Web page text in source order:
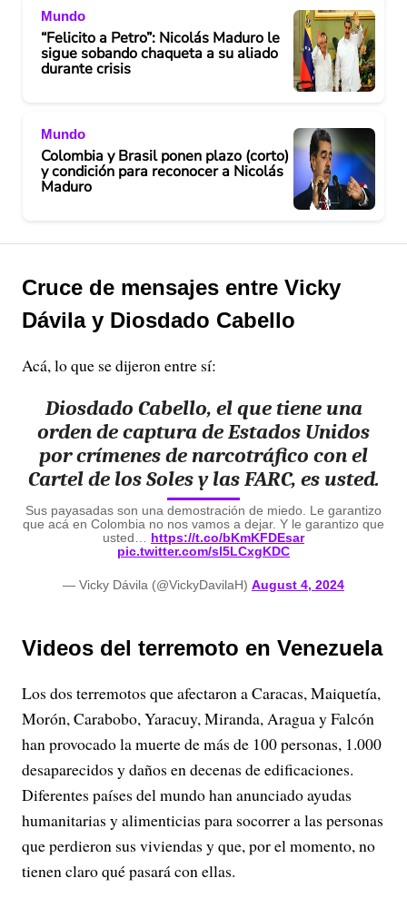
Mundo
“Felicito a Petro”: Nicolás Maduro le
sigue sobando chaqueta a su aliado
durante crisis
Mundo
Colombia y Brasil ponen plazo (corto)
y condición para reconocer a Nicolás
Maduro
Cruce de mensajes entre Vicky
Dávila y Diosdado Cabello
Acá, lo que se dijeron entre sí:
Diosdado Cabello, el que tiene una
orden de captura de Estados Unidos
por crímenes de narcotráfico con el
Cartel de los Soles y las FARC, es usted.
Sus payasadas son una demostración de miedo. Le garantizo
que acá en Colombia no nos vamos a dejar. Y le garantizo que
usted… https://t.co/bKmKFDEsar
pic.twitter.com/sl5LCxgKDC
— Vicky Dávila (@VickyDavilaH) August 4, 2024
Videos del terremoto en Venezuela
Los dos terremotos que afectaron a Caracas, Maiquetía,
Morón, Carabobo, Yaracuy, Miranda, Aragua y Falcón
han provocado la muerte de más de 100 personas, 1.000
desaparecidos y daños en decenas de edificaciones.
Diferentes países del mundo han anunciado ayudas
humanitarias y alimenticias para socorrer a las personas
que perdieron sus viviendas y que, por el momento, no
tienen claro qué pasará con ellas.